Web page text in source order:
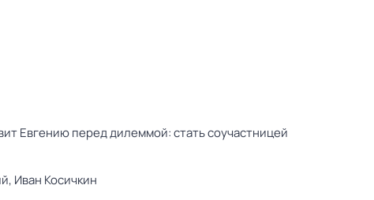
Евгению перед дилеммой: стать соучастницей
Иван Косичкин